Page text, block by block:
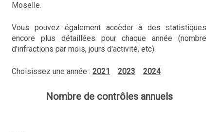
Moselle.
Vous pouvez également accèder à des statistiques
encore plus détaillées pour chaque année (nombre
d'infractions par mois, jours d'activité, etc).
Choisissez une année : 2021 2023 2024
Nombre de contrôles annuels